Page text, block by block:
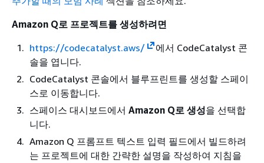
Amazon Q로 프로젝트를 생성하려면
https://codecatalyst.aws/
에서 CodeCatalyst 콘
솔을 엽니다.
CodeCatalyst 콘솔에서 블루프린트를 생성할 스페이
스로 이동합니다.
스페이스 대시보드에서 Amazon Q로 생성을 선택합
니다.
Amazon Q 프롬프트 텍스트 입력 필드에서 빌드하려
는 프로젝트에 대한 간략한 설명을 작성하여 지침을